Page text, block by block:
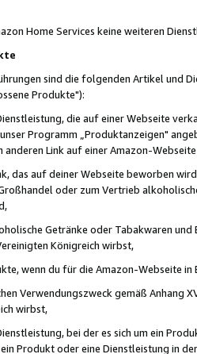
Home Services keine weiteren
sind die folgenden Artikel und
Produkte"):
die auf einer Webseite
Programm „Produktanzeigen"
anderen Link auf einer Amazon-
das auf deiner Webseite beworben
oder zum Vertrieb
Getränke oder Tabakwaren
Königreich wirbst,
wenn du für die Amazon-Webseite in
Verwendungszweck gemäß Anhang
wirbst,
bei der es sich um ein
Produkt oder eine Dienstleistung in